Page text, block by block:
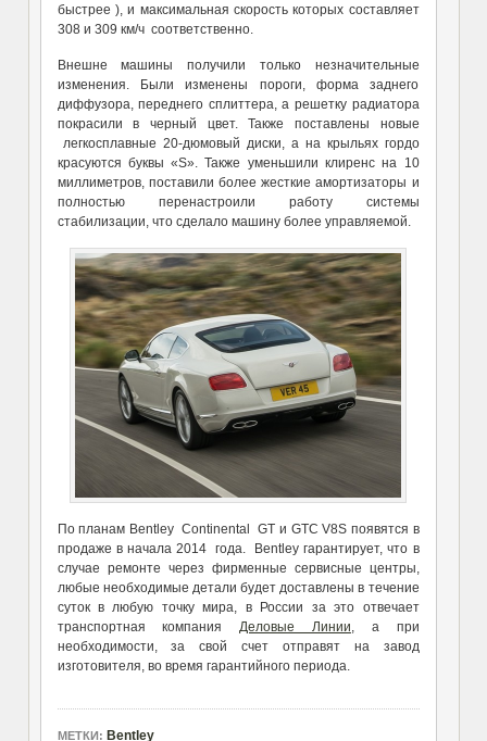
быстрее ), и максимальная скорость которых составляет
308 и 309 км/ч соответственно.
Внешне машины получили только незначительные
изменения. Были изменены пороги, форма заднего
диффузора, переднего сплиттера, а решетку радиатора
покрасили в черный цвет. Также поставлены новые
легкосплавные 20-дюмовый диски, а на крыльях гордо
красуются буквы «S». Также уменьшили клиренс на 10
миллиметров, поставили более жесткие амортизаторы и
полностью перенастроили работу системы
стабилизации, что сделало машину более управляемой.
По планам Bentley Continental GT и GTC V8S появятся в
продаже в начала 2014 года. Bentley гарантирует, что в
случае ремонте через фирменные сервисные центры,
любые необходимые детали будет доставлены в течение
суток в любую точку мира, в России за это отвечает
транспортная компания Деловые Линии , а при
необходимости, за свой счет отправят на завод
изготовителя, во время гарантийного периода.
МЕТКИ: Bentley